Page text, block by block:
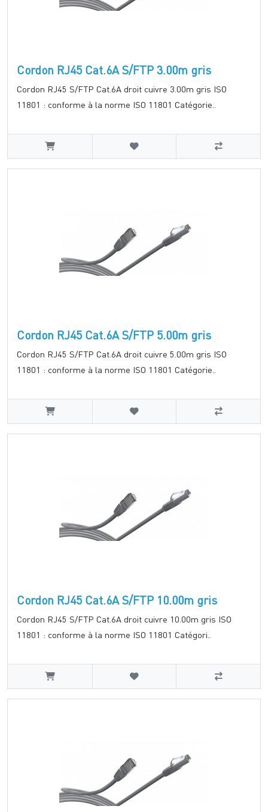
Cordon RJ45 Cat.6A S/FTP 3.00m gris
Cordon RJ45 S/FTP Cat.6A droit cuivre 3.00m gris ISO
11801 : conforme à la norme ISO 11801 Catégorie..
Cordon RJ45 Cat.6A S/FTP 5.00m gris
Cordon RJ45 S/FTP Cat.6A droit cuivre 5.00m gris ISO
11801 : conforme à la norme ISO 11801 Catégorie..
Cordon RJ45 Cat.6A S/FTP 10.00m gris
Cordon RJ45 S/FTP Cat.6A droit cuivre 10.00m gris ISO
11801 : conforme à la norme ISO 11801 Catégori..